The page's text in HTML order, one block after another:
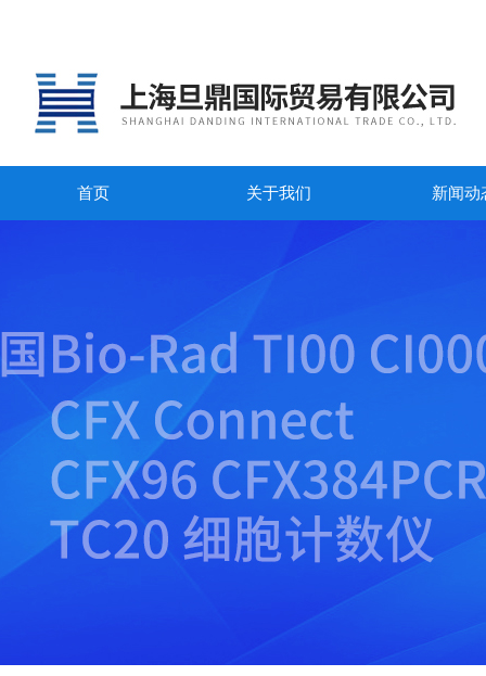
首页 关于我们 新闻动